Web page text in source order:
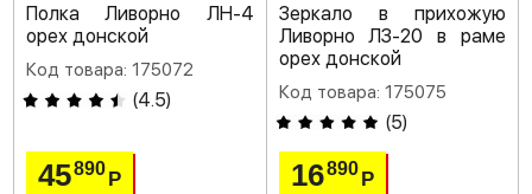
Полка Ливорно ЛН-4
орех донской
Код товара: 175072
(4.5)
45890Р
Зеркало в прихожую
Ливорно ЛЗ-20 в раме
орех донской
Код товара: 175075
(5)
16890 Р